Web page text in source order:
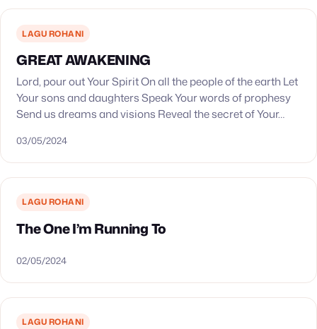
LAGU ROHANI
GREAT AWAKENING
Lord, pour out Your Spirit On all the people of the earth Let
Your sons and daughters Speak Your words of prophesy
Send us dreams and visions Reveal the secret of Your…
03/05/2024
LAGU ROHANI
The One I’m Running To
02/05/2024
LAGU ROHANI